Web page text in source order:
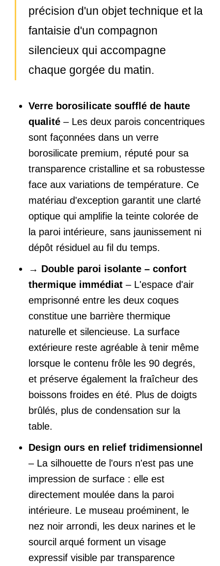
précision d'un objet technique et la
fantaisie d'un compagnon
silencieux qui accompagne
chaque gorgée du matin.
Verre borosilicate soufflé de haute
qualité – Les deux parois concentriques
sont façonnées dans un verre
borosilicate premium, réputé pour sa
transparence cristalline et sa robustesse
face aux variations de température. Ce
matériau d'exception garantit une clarté
optique qui amplifie la teinte colorée de
la paroi intérieure, sans jaunissement ni
dépôt résiduel au fil du temps.
→ Double paroi isolante – confort
thermique immédiat – L'espace d'air
emprisonné entre les deux coques
constitue une barrière thermique
naturelle et silencieuse. La surface
extérieure reste agréable à tenir même
lorsque le contenu frôle les 90 degrés,
et préserve également la fraîcheur des
boissons froides en été. Plus de doigts
brûlés, plus de condensation sur la
table.
Design ours en relief tridimensionnel
– La silhouette de l'ours n'est pas une
impression de surface : elle est
directement moulée dans la paroi
intérieure. Le museau proéminent, le
nez noir arrondi, les deux narines et le
sourcil arqué forment un visage
expressif visible par transparence